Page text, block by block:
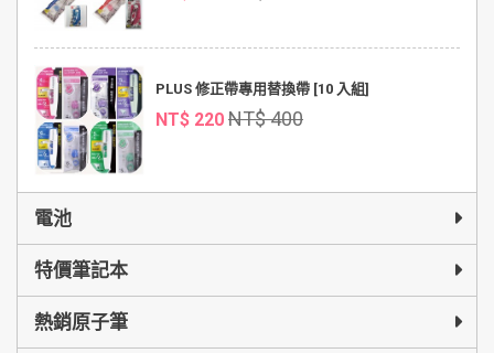
PLUS 修正帶專用替換帶 [10 入組]
NT$ 220 NT$ 400
電池
特價筆記本
熱銷原子筆